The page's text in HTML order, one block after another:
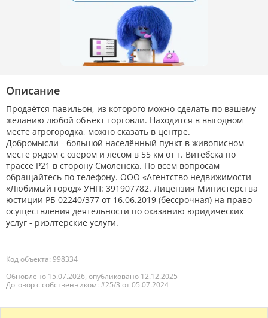
Описание
Продаётся павильон, из которого можно сделать по вашему
желанию любой объект торговли. Находится в выгодном
месте агрогородка, можно сказать в центре.
Добромысли - большой населённый пункт в живописном
месте рядом с озером и лесом в 55 км от г. Витебска по
трассе Р21 в сторону Смоленска. По всем вопросам
обращайтесь по телефону. ООО «Агентство недвижимости
«Любимый город» УНП: 391907782. Лицензия Министерства
юстиции РБ 02240/377 от 16.06.2019 (бессрочная) на право
осуществления деятельности по оказанию юридических
услуг - риэлтерские услуги.
Код объекта: 998334
Обновлено 15.07.2026, опубликовано 12.12.2025
Договор с собственником: #25/3 от 05.07.2024